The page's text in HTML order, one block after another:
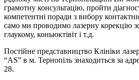
грамотну консультацію, пройти
компетентні поради з вибору
само ми проводимо лазерну корекцію
глаукому, коньюктівіт і т.д.
Постійне представництво Клініки
“AS” в м. Тернопіль знаходиться за
28.